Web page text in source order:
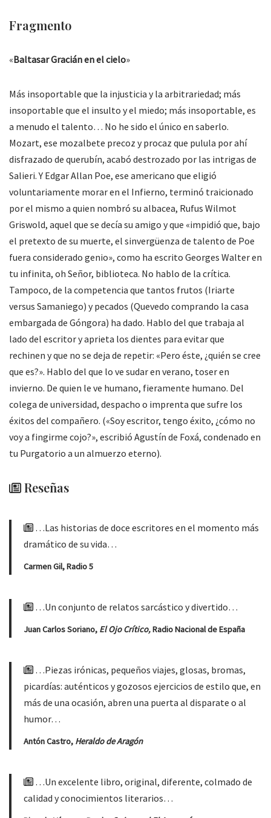
Fragmento
«Baltasar Gracián en el cielo»
Más insoportable que la injusticia y la arbitrariedad; más
insoportable que el insulto y el miedo; más insoportable, es
a menudo el talento… No he sido el único en saberlo.
Mozart, ese mozalbete precoz y procaz que pulula por ahí
disfrazado de querubín, acabó destrozado por las intrigas de
Salieri. Y Edgar Allan Poe, ese americano que eligió
voluntariamente morar en el Infierno, terminó traicionado
por el mismo a quien nombró su albacea, Rufus Wilmot
Griswold, aquel que se decía su amigo y que «impidió que, bajo
el pretexto de su muerte, el sinvergüenza de talento de Poe
fuera considerado genio», como ha escrito Georges Walter en
tu infinita, oh Señor, biblioteca. No hablo de la crítica.
Tampoco, de la competencia que tantos frutos (Iriarte
versus Samaniego) y pecados (Quevedo comprando la casa
embargada de Góngora) ha dado. Hablo del que trabaja al
lado del escritor y aprieta los dientes para evitar que
rechinen y que no se deja de repetir: «Pero éste, ¿quién se cree
que es?». Hablo del que lo ve sudar en verano, toser en
invierno. De quien le ve humano, fieramente humano. Del
colega de universidad, despacho o imprenta que sufre los
éxitos del compañero. («Soy escritor, tengo éxito, ¿cómo no
voy a fingirme cojo?», escribió Agustín de Foxá, condenado en
tu Purgatorio a un almuerzo eterno).
Reseñas
…Las historias de doce escritores en el momento más
dramático de su vida…
Carmen Gil, Radio 5
…Un conjunto de relatos sarcástico y divertido…
Juan Carlos Soriano, El Ojo Crítico,Radio Nacional de España
…Piezas irónicas, pequeños viajes, glosas, bromas,
picardías: auténticos y gozosos ejercicios de estilo que, en
más de una ocasión, abren una puerta al disparate o al
humor…
Antón Castro, Heraldo de Aragón
…Un excelente libro, original, diferente, colmado de
calidad y conocimientos literarios…